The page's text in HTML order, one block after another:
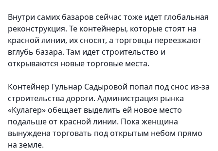
Внутри самих базаров сейчас тоже идет глобальная
реконструкция. Те контейнеры, которые стоят на
красной линии, их сносят, а торговцы переезжают
вглубь базара. Там идет строительство и
открываются новые торговые места.
Контейнер Гульнар Садыровой попал под снос из-за
строительства дороги. Администрация рынка
«Кулагер» обещает выделить ей новое место
подальше от красной линии. Пока женщина
вынуждена торговать под открытым небом прямо
на земле.